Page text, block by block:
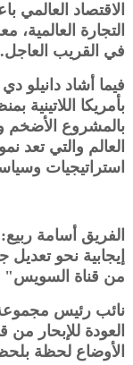
الاقتصاد العالمي
التجارة
في القريب العاجل.
فيما أشاد دانيلو
بأمريكا اللاتينية
بالمشروع الأضخم
العالم والتي تعد
استراتيجيات
الفريق أسامة
إيجابية نحو تعديل
من قناة السويس"
نائب رئيس
العودة للإبحار
الأوضاع لحظة